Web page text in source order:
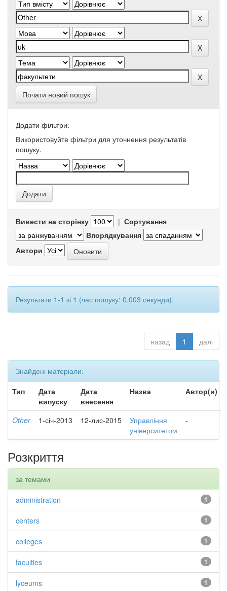
Почати новий пошук
Додати фільтри:
Використовуйте фільтри для уточнення результатів
пошуку.
Вивести на сторінку | Сортування
Впорядкування
Автори
Результати 1-1 зі 1 (час пошуку: 0.003 секунди).
назад 1 далі
Знайдені матеріали:
Тип
Дата
випуску
Дата
внесення
Назва Автор(и)
Other 1-січ-2013 12-лис-2015
Управління
університетом
-
Розкриття
за темами
1
administration
1
centers
1
colleges
1
faculties
1
lyceums